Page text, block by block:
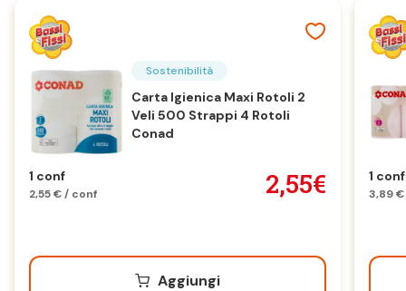
Sostenibilità
Carta Igienica Maxi Rotoli 2
Veli 500 Strappi 4 Rotoli
Conad
1 conf
2,55 € / conf 2,55€
Aggiungi
1 conf
3,89